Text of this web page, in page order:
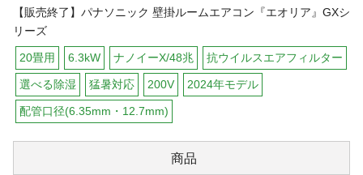
【販売終了】パナソニック 壁掛ルームエアコン『エオリア』GXシ
リーズ
20畳用 6.3kW ナノイーX/48兆 抗ウイルスエアフィルター
選べる除湿 猛暑対応 200V 2024年モデル
配管口径(6.35mm・12.7mm)
商品